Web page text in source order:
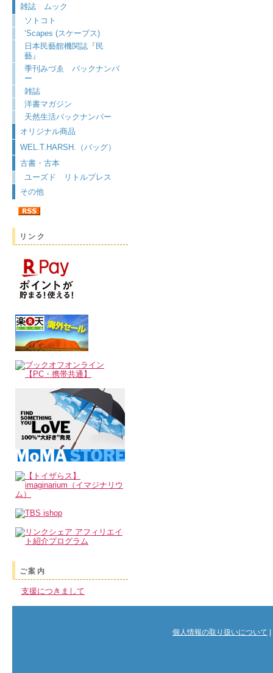
雑誌 ムック
ソトコト
‘Scapes (スケープス)
日本民藝館機関誌『民
藝』
季刊みづゑ バックナンバ
ー
雑誌
洋書マガジン
天然生活バックナンバー
オリジナル商品
WEL.T.HARSH.（バッグ）
古書・古本
ユーズド リトルプレス
その他
リンク
ご案内
支援につきまして
個人情報の取り扱いについて